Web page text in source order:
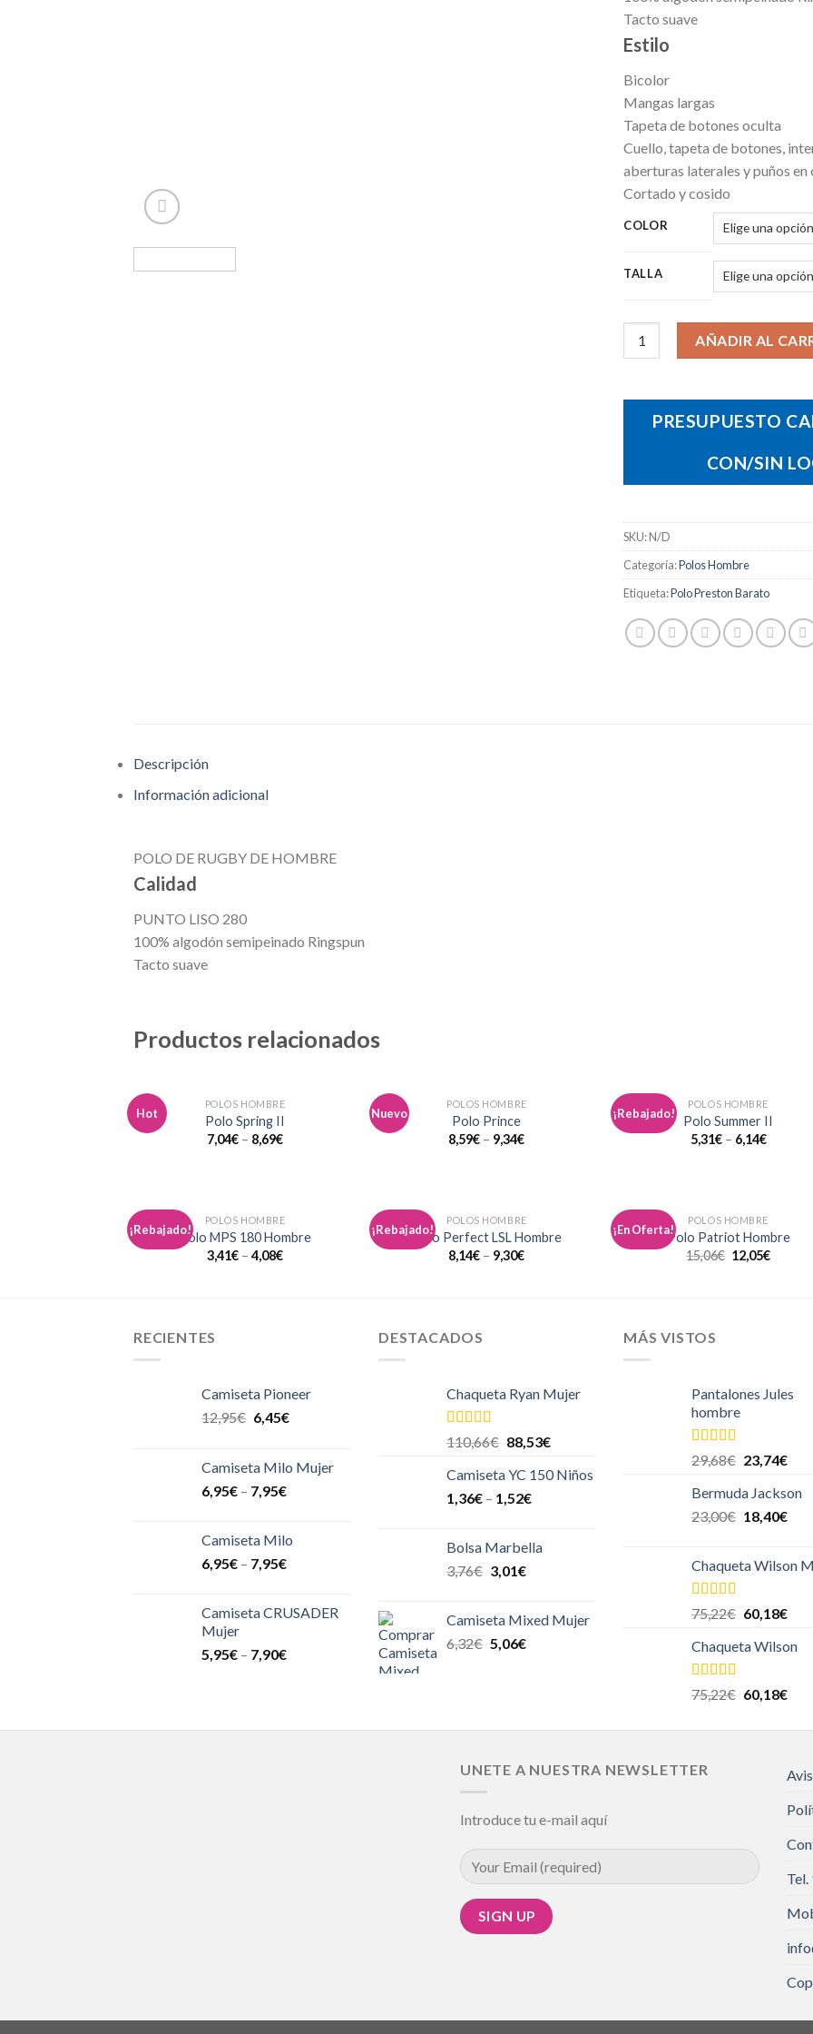
Tacto suave
Estilo
Bicolor
Mangas largas
Tapeta de botones oculta
Cuello, tapeta de botones,
aberturas laterales y puños
Cortado y cosido
COLOR
TALLA
Polo Preston cantidad
AÑADIR AL
PRESUPUESTO
CON/SIN
SKU:N/D
Categoría:Polos Hombre
Etiqueta:Polo Preston Barato
Descripción
Información adicional
POLO DE RUGBY DE HOMBRE
Calidad
PUNTO LISO 280
100% algodón semipeinado Ringspun
Tacto suave
Productos relacionados
Hot
POLOS HOMBRE
Polo Spring II
7,04€ – 8,69€
Nuevo
POLOS HOMBRE
Polo Prince
8,59€ – 9,34€
¡Rebajado!
POLOS HOMBRE
Polo Summer II
5,31€– 6,14€
¡Rebajado!
POLOS HOMBRE
Polo MPS 180 Hombre
3,41€ –4,08€
¡Rebajado!
a la
POLOS HOMBRE
Polo Perfect LSL Hombre
8,14€ – 9,30€
¡En Oferta!
POLOS HOMBRE
Polo Patriot Hombre
15,06€ 12,05€
RECIENTES
Camiseta Pioneer
12,95€ 6,45€
Camiseta Milo Mujer
6,95€ – 7,95€
Camiseta Milo
6,95€ – 7,95€
Camiseta CRUSADER
Mujer
5,95€ – 7,90€
DESTACADOS
Chaqueta Ryan Mujer
Valorado
4.00
5
110,66€ 88,53€
Camiseta YC 150 Niños
1,36€ – 1,52€
Bolsa Marbella
3,76€ 3,01€
Camiseta Mixed Mujer
6,32€ 5,06€
MÁS VISTOS
Pantalones Jules
hombre
Valorado en
5.00
29,68€ 23,74€
Bermuda Jackson
23,00€ 18,40€
Chaqueta Wilson
Valorado en
5.00
75,22€ 60,18€
Chaqueta Wilson
Valorado en
5.00
75,22€ 60,18€
UNETE A NUESTRA NEWSLETTER
Introduce tu e-mail aquí